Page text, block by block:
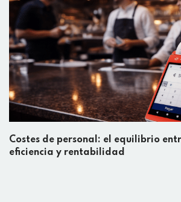
Costes de personal: el equilibrio
eficiencia y rentabilidad